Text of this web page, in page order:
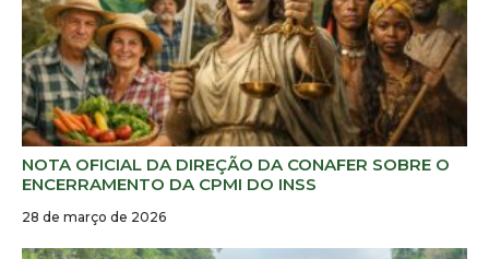
NOTA OFICIAL DA DIREÇÃO DA CONAFER SOBRE O
ENCERRAMENTO DA CPMI DO INSS
28 de março de 2026